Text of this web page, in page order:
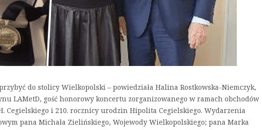
do stolicy Wielkopolski – powiedziała Halina Rostkowska-Niemczyk,
LAMetD, gość honorowy koncertu zorganizowanego w ramach obchodów
Cegielskiego i 210. rocznicy urodzin Hipolita Cegielskiego. Wydarzenia
pana Michała Zielińskiego, Wojewody Wielkopolskiego; pana Marka